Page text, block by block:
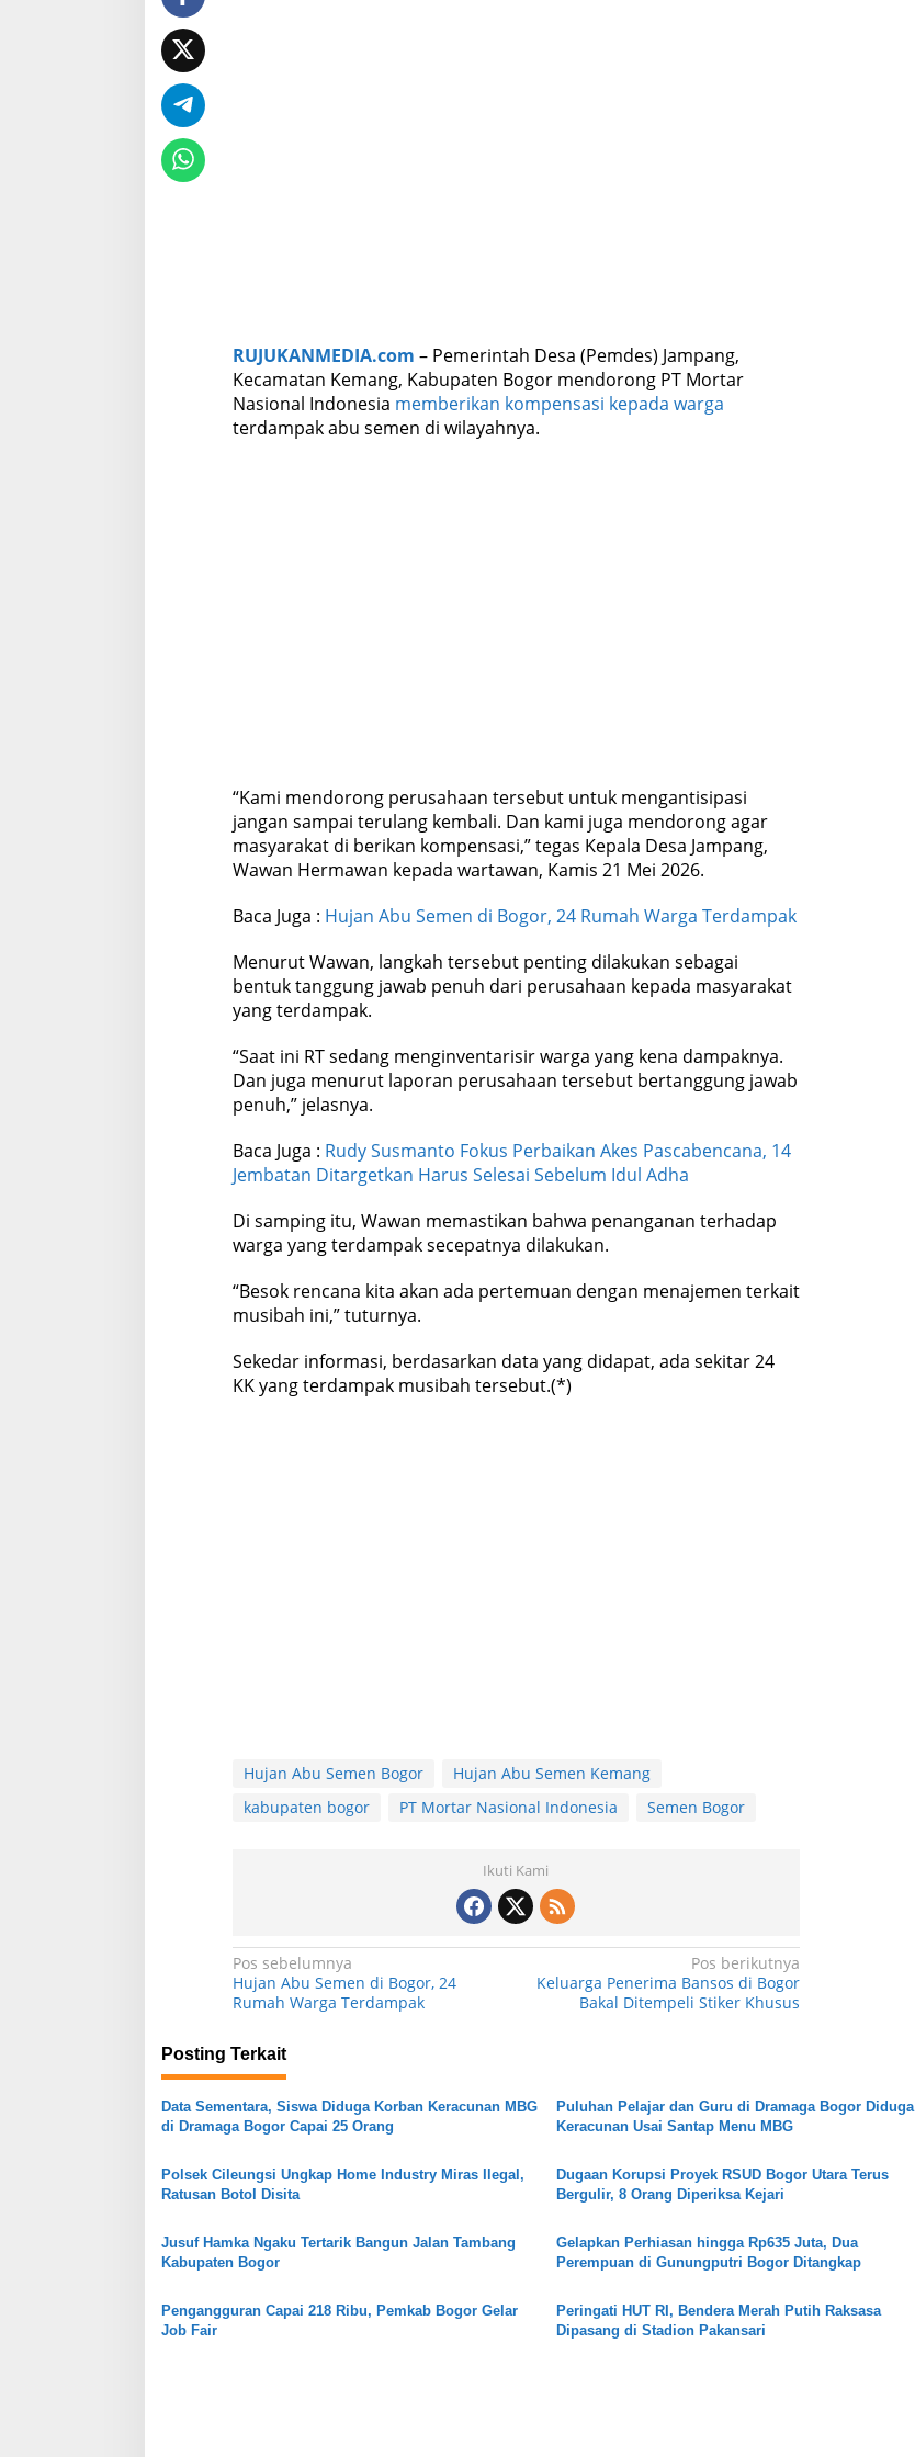
RUJUKANMEDIA.com – Pemerintah Desa (Pemdes) Jampang,
Kecamatan Kemang, Kabupaten Bogor mendorong PT Mortar
Nasional Indonesia memberikan kompensasi kepada warga
terdampak abu semen di wilayahnya.
“Kami mendorong perusahaan tersebut untuk mengantisipasi
jangan sampai terulang kembali. Dan kami juga mendorong agar
masyarakat di berikan kompensasi,” tegas Kepala Desa Jampang,
Wawan Hermawan kepada wartawan, Kamis 21 Mei 2026.
Baca Juga : Hujan Abu Semen di Bogor, 24 Rumah Warga Terdampak
Menurut Wawan, langkah tersebut penting dilakukan sebagai
bentuk tanggung jawab penuh dari perusahaan kepada masyarakat
yang terdampak.
“Saat ini RT sedang menginventarisir warga yang kena dampaknya.
Dan juga menurut laporan perusahaan tersebut bertanggung jawab
penuh,” jelasnya.
Baca Juga : Rudy Susmanto Fokus Perbaikan Akes Pascabencana, 14
Jembatan Ditargetkan Harus Selesai Sebelum Idul Adha
Di samping itu, Wawan memastikan bahwa penanganan terhadap
warga yang terdampak secepatnya dilakukan.
“Besok rencana kita akan ada pertemuan dengan menajemen terkait
musibah ini,” tuturnya.
Sekedar informasi, berdasarkan data yang didapat, ada sekitar 24
KK yang terdampak musibah tersebut.(*)
Hujan Abu Semen Bogor
Hujan Abu Semen Kemang
kabupaten bogor
PT Mortar Nasional Indonesia Semen Bogor
Ikuti Kami
N
a
i
a
i
o
s
Pos sebelumnya
Hujan Abu Semen di Bogor, 24
Rumah Warga Terdampak
Pos berikutnya
Keluarga Penerima Bansos di Bogor
Bakal Ditempeli Stiker Khusus
Posting Terkait
Data Sementara, Siswa Diduga Korban Keracunan MBG
di Dramaga Bogor Capai 25 Orang
Puluhan Pelajar dan Guru di Dramaga Bogor Diduga
Keracunan Usai Santap Menu MBG
Polsek Cileungsi Ungkap Home Industry Miras Ilegal,
Ratusan Botol Disita
Dugaan Korupsi Proyek RSUD Bogor Utara Terus
Bergulir, 8 Orang Diperiksa Kejari
Jusuf Hamka Ngaku Tertarik Bangun Jalan Tambang
Kabupaten Bogor
Gelapkan Perhiasan hingga Rp635 Juta, Dua
Perempuan di Gunungputri Bogor Ditangkap
Pengangguran Capai 218 Ribu, Pemkab Bogor Gelar
Job Fair
Peringati HUT RI, Bendera Merah Putih Raksasa
Dipasang di Stadion Pakansari